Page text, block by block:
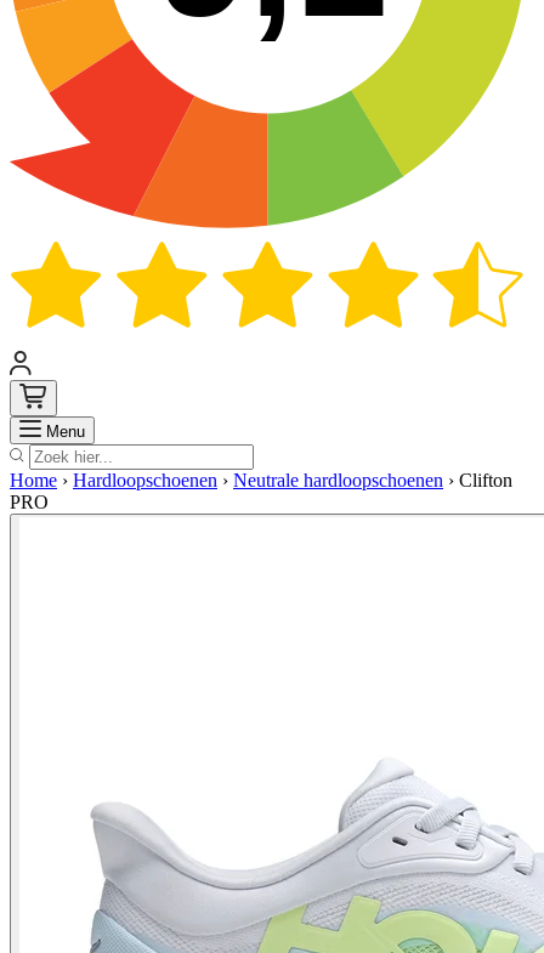
Menu Zoek
Home › Hardloopschoenen › Neutrale hardloopschoenen › Clifton
PRO